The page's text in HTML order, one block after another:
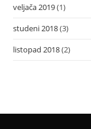
veljača 2019(1)
studeni 2018(3)
listopad 2018(2)